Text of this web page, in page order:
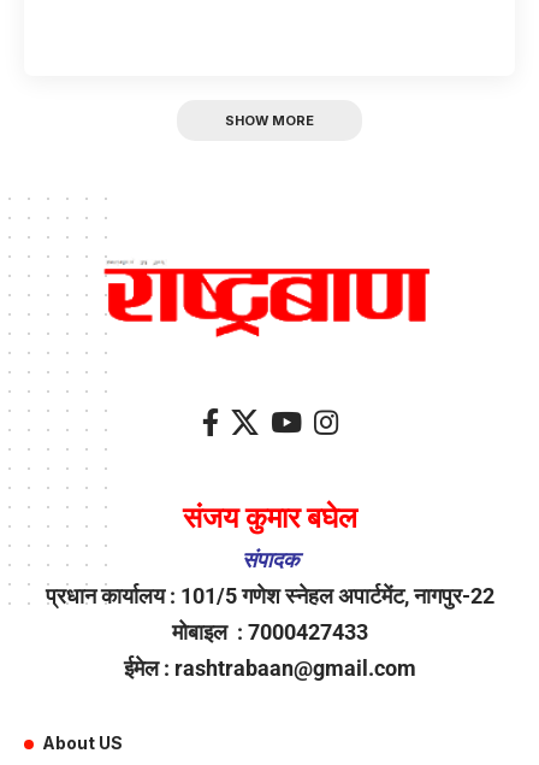
SHOW MORE
संजय कुमार बघेल
संपादक
प्रधान कार्यालय : 101/5 गणेश स्नेहल अपार्टमेंट, नागपुर-22
मोबाइल : 7000427433
ईमेल : rashtrabaan@gmail.com
About US